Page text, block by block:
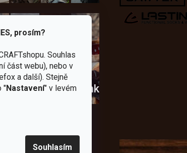
prosím?
Souhlas
část webu), nebo v
a další). Stejně
"Nastavení" v levém
Souhlasím
Bundy
a
kabátyBrouskyNovinky